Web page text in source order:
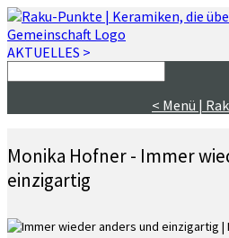
AKTUELLES >
< Menü |
Monika Hofner - Immer
einzigartig